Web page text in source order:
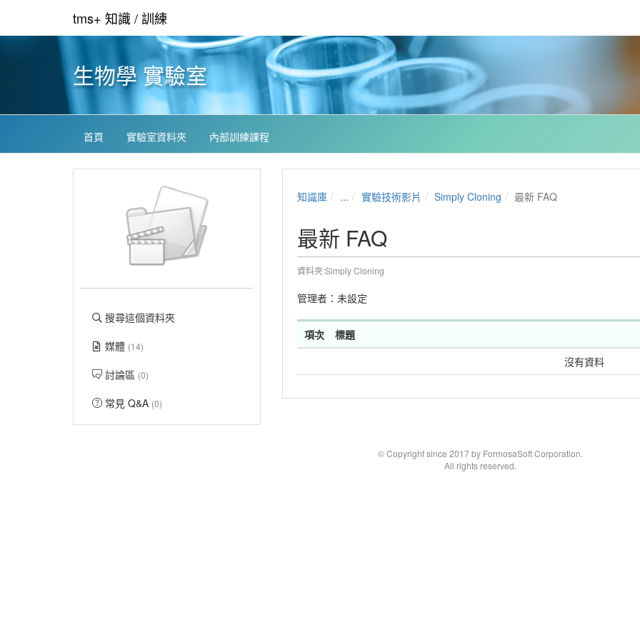
tms+ 知識 / 訓練
生物學 實驗室
首頁 實驗室資料夾 內部訓練課程
搜尋這個資料夾
媒體 (14)
討論區 (0)
常見 Q&A (0)
知識庫 ... 實驗技術影片 Simply Cloning 最新 FAQ
最新 FAQ
資料夾:Simply Cloning
管理者：未設定
項次
標題
沒有資料
© Copyright since 2017 by FormosaSoft Corporation.
All rights reserved.